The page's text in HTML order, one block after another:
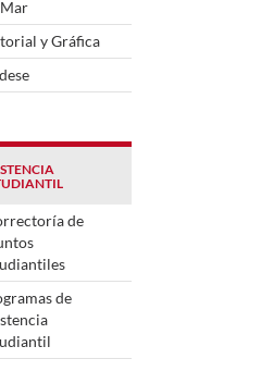
y Gráfica
de
de